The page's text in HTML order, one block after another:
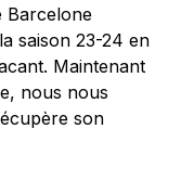
Barcelone
saison 23-24 en
Maintenant
nous nous
son